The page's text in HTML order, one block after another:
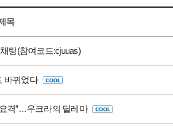
목
팅(참여코드:cjuuas)
바뀌었다
격”…우크라의 딜레마